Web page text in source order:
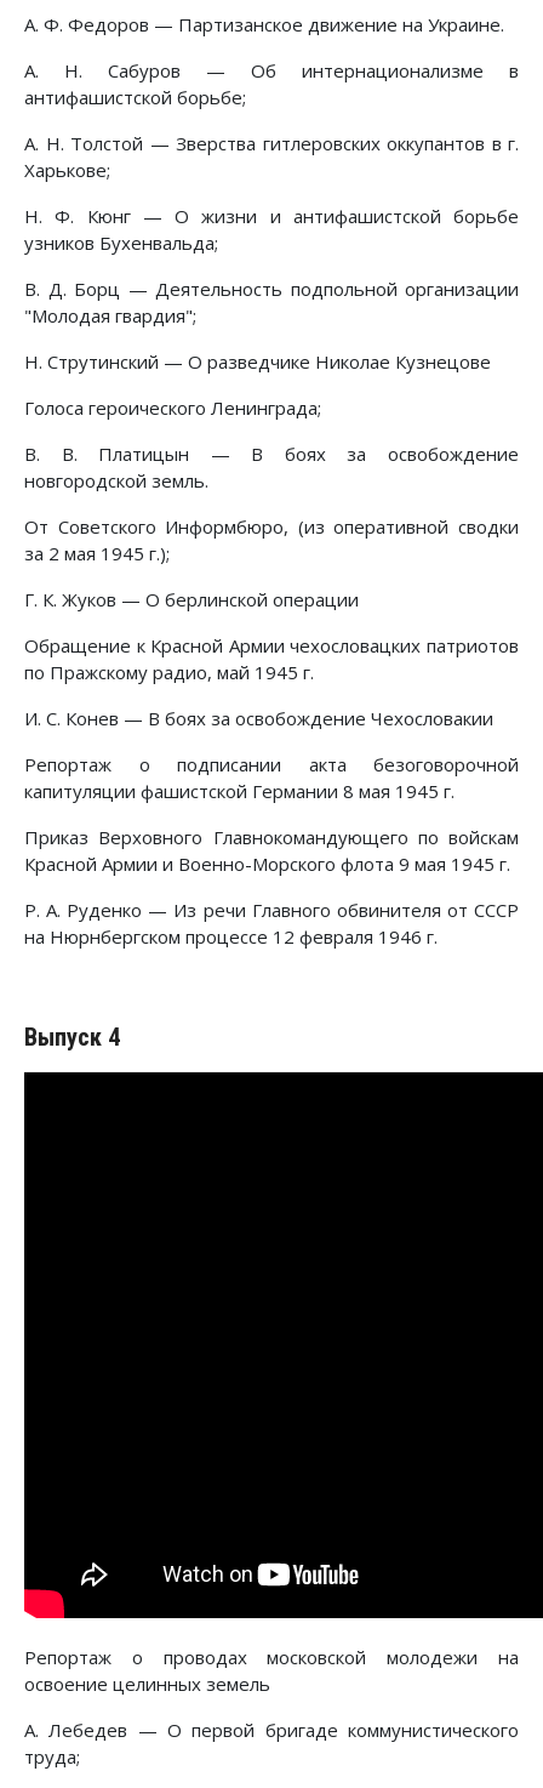
А. Ф. Федоров — Партизанское движение на Украине.
А. Н. Сабуров — Об интернационализме в
антифашистской борьбе;
A. Н. Толстой — Зверства гитлеровских оккупантов в г.
Харькове;
Н. Ф. Кюнг — О жизни и антифашистской борьбе
узников Бухенвальда;
B. Д. Борц — Деятельность подпольной организации
"Молодая гвардия";
Н. Струтинский — О разведчике Николае Кузнецове
Голоса героического Ленинграда;
В. В. Платицын — В боях за освобождение
новгородской земль.
От Советского Информбюро, (из оперативной сводки
за 2 мая 1945 г.);
Г. К. Жуков — О берлинской операции
Обращение к Красной Армии чехословацких патриотов
по Пражскому радио, май 1945 г.
И. С. Конев — В боях за освобождение Чехословакии
Репортаж о подписании акта безоговорочной
капитуляции фашистской Германии 8 мая 1945 г.
Приказ Верховного Главнокомандующего по войскам
Красной Армии и Военно-Морского флота 9 мая 1945 г.
Р. А. Руденко — Из речи Главного обвинителя от СССР
на Нюрнбергском процессе 12 февраля 1946 г.
Выпуск 4
Репортаж о проводах московской молодежи на
освоение целинных земель
A. Лебедев — О первой бригаде коммунистического
труда;